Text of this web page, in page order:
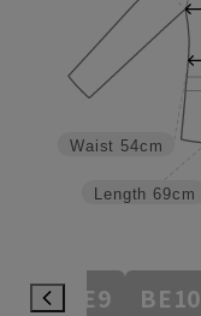
Length 69cm
Waist 54cm
BE9 BE10